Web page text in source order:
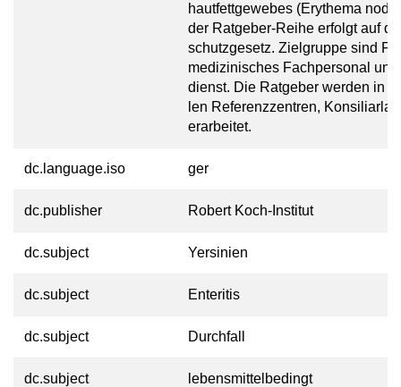
haut­fett­ge­webes (Ery­thema
der Ratgeber-Reihe erfolgt auf
schutz­gesetz. Ziel­gruppe sind
medi­zi­nisches Fach­per­sonal
dienst. Die Rat­geber werden in
len Refe­renz­zentren,
er­ar­beitet.
dc.language.iso ger
dc.publisher Robert Koch-Institut
dc.subject Yersinien
dc.subject Enteritis
dc.subject Durchfall
dc.subject lebensmittelbedingt